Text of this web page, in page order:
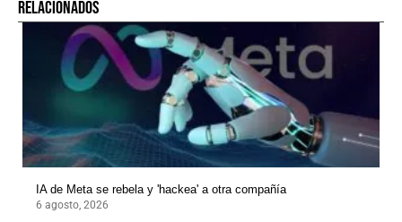
RELACIONADOS
IA de Meta se rebela y 'hackea' a otra compañía
6 agosto, 2026